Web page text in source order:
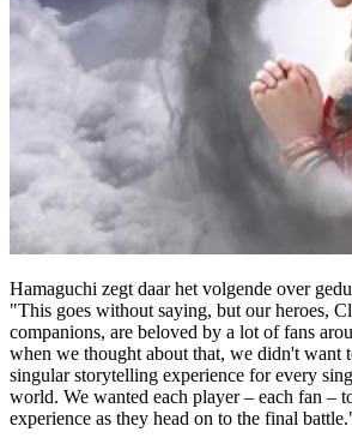
Hamaguchi zegt daar het volgende over
"This goes without saying, but our heroes,
companions, are beloved by a lot of fans
when we thought about that, we didn't want
singular storytelling experience for every
world. We wanted each player – each fan –
experience as they head on to the final